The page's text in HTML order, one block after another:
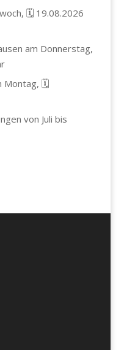
🗓️ 19.08.2026
am Donnerstag,
Montag, 🗓️
von Juli bis